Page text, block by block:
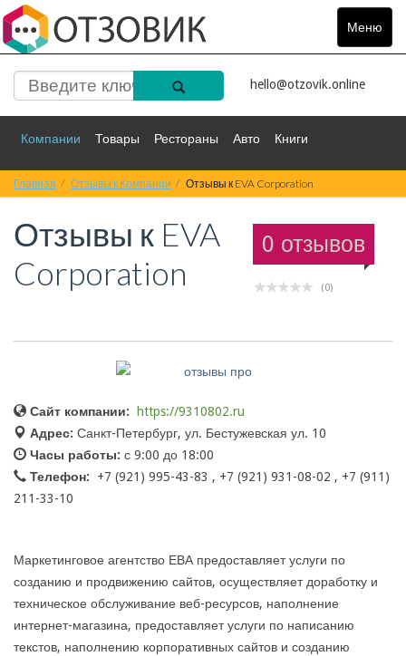
Меню
Toggle
hello@otzovik.online
Компании Товары Рестораны Авто Книги
Спорт Фильмы Деньги Путешествия
Красота Здоровье Остальное
Главная Отзывы к Компании Отзывы к EVA Corporation
0 отзывов
(0)
Отзывы к EVA
Corporation
Сайт компании:
https://9310802.ru
Адрес: Санкт-Петербург, ул. Бестужевская ул. 10
Часы работы: с 9:00 до 18:00
Телефон:
+7 (921) 995-43-83 , +7 (921) 931-08-02 , +7 (911)
211-33-10
Маркетинговое агентство ЕВА предоставляет услуги по
созданию и продвижению сайтов, осуществляет доработку и
техническое обслуживание веб-ресурсов, наполнение
интернет-магазина, предоставляет услуги по написанию
текстов, наполнению корпоративных сайтов и созданию